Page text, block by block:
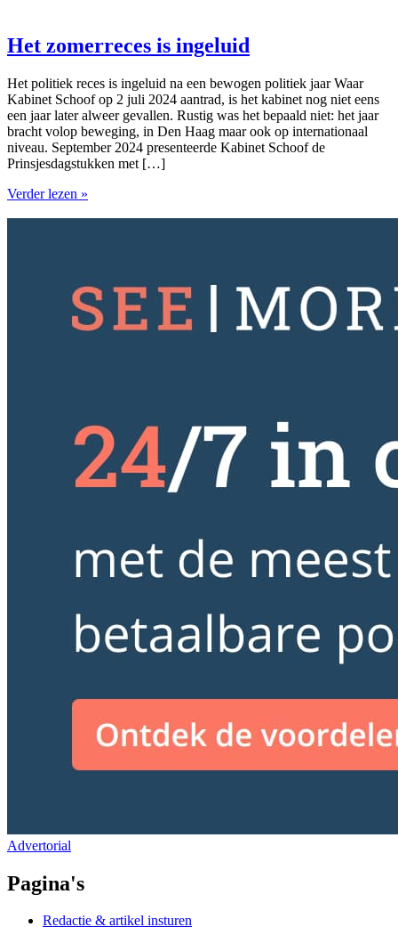
Het zomerreces is ingeluid
Het politiek reces is ingeluid na een bewogen politiek jaar Waar
Kabinet Schoof op 2 juli 2024 aantrad, is het kabinet nog niet eens
een jaar later alweer gevallen. Rustig was het bepaald niet: het jaar
bracht volop beweging, in Den Haag maar ook op internationaal
niveau. September 2024 presenteerde Kabinet Schoof de
Prinsjesdagstukken met […]
Verder lezen »
Advertorial
Pagina's
Redactie & artikel insturen